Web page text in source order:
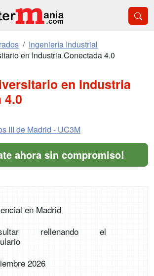
Ingeniería Industrial
en Industria Conectada 4.0
en Industria
4.0
III de Madrid - UC3M
ahora sin compromiso!
en Madrid
rellenando el
2026